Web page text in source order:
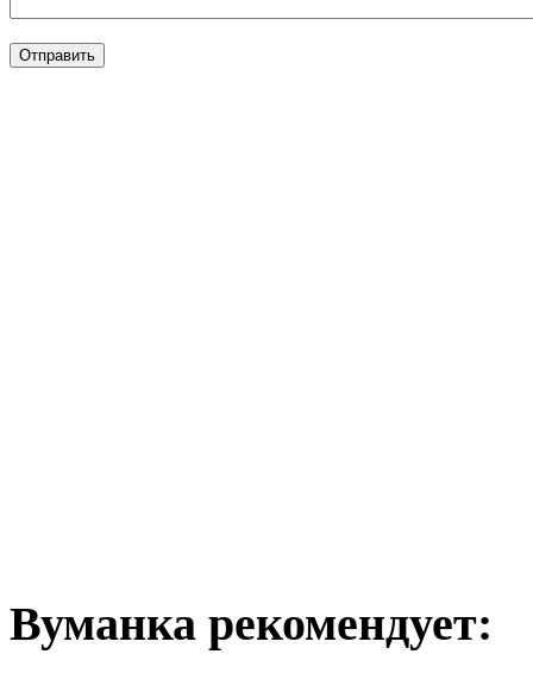
Вуманка рекомендует: